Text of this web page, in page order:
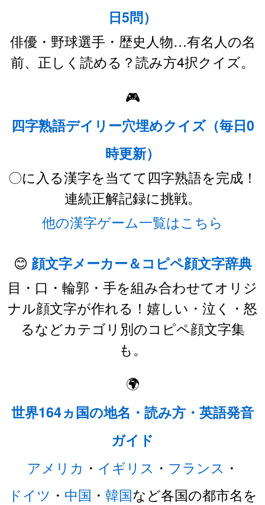
日5問）
俳優・野球選手・歴史人物…有名人の名
前、正しく読める？読み方4択クイズ。
🎮
四字熟語デイリー穴埋めクイズ（毎日0
時更新）
〇に入る漢字を当てて四字熟語を完成！
連続正解記録に挑戦。
他の漢字ゲーム一覧はこちら
😊 顔文字メーカー＆コピペ顔文字辞典
目・口・輪郭・手を組み合わせてオリジ
ナル顔文字が作れる！嬉しい・泣く・怒
るなどカテゴリ別のコピペ顔文字集
も。
🌍
世界164ヵ国の地名・読み方・英語発音
ガイド
アメリカ ・ イギリス ・ フランス ・
ドイツ ・ 中国 ・ 韓国など各国の都市名を